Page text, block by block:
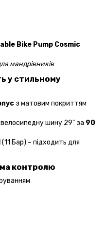
Bike Pump Cosmic
мандрівників
у стильному
з матовим покриттям
велосипедну шину 29" за 90
(11 Бар) – підходить для
контролю